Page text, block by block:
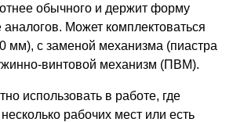
обычного и держит форму
Может комплектоваться
мм), с заменой механизма (пиастра
винтовой механизм (ПВМ).
использовать в работе, где
рабочих мест или есть